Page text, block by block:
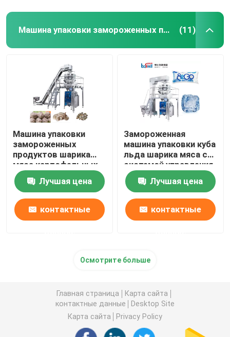
Машина упаковки замороженных продуктов (11)
Машина упаковки
замороженных
продуктов шарика
мяса картофельных
чипсов с заполняя
веся созданием
программы-оболочки
Лучшая цена
контактные
Замороженная
машина упаковки куба
льда шарика мяса с
системой управления
PLC
Лучшая цена
контактные
Осмотрите больше
Главная страница
Карта сайта
контактные данные
Desktop Site
Карта сайта
Privacy Policy